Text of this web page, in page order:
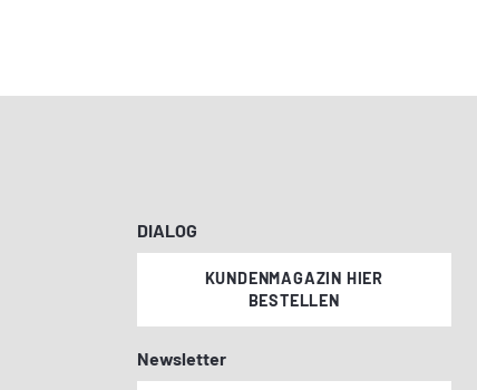
DIALOG
KUNDENMAGAZIN HIER
BESTELLEN
Newsletter